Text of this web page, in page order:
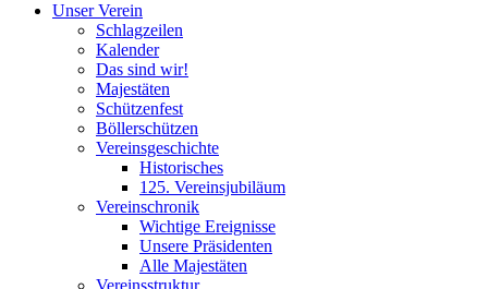
Unser Verein
Schlagzeilen
Kalender
Das sind wir!
Majestäten
Schützenfest
Böllerschützen
Vereinsgeschichte
Historisches
125. Vereinsjubiläum
Vereinschronik
Wichtige Ereignisse
Unsere Präsidenten
Alle Majestäten
Vereinsstruktur